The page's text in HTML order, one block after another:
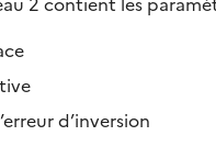
d’inversion